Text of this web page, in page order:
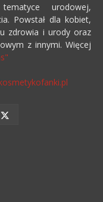
urodowej,
Powstał dla kobiet,
zdrowia i urody oraz
z innymi. Więcej